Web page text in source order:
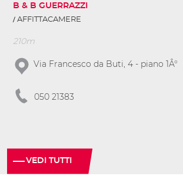
B & B GUERRAZZI
AFFITTACAMERE
210m
Via Francesco da Buti, 4 - piano 1Â°
050 21383
VEDI TUTTI